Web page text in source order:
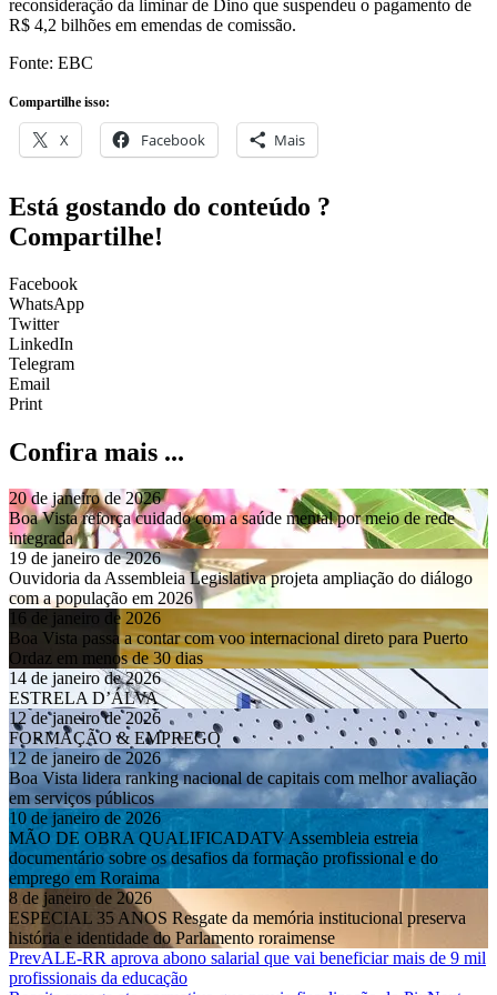
reconsideração da liminar de Dino que suspendeu o pagamento de
R$ 4,2 bilhões em emendas de comissão.
Fonte: EBC
Compartilhe isso:
X Facebook Mais
Está gostando do conteúdo ?
Compartilhe!
Facebook
WhatsApp
Twitter
LinkedIn
Telegram
Email
Print
Confira mais ...
20 de janeiro de 2026
Boa Vista reforça cuidado com a saúde mental por meio de rede
integrada
19 de janeiro de 2026
Ouvidoria da Assembleia Legislativa projeta ampliação do diálogo
com a população em 2026
16 de janeiro de 2026
Boa Vista passa a contar com voo internacional direto para Puerto
Ordaz em menos de 30 dias
14 de janeiro de 2026
ESTRELA D’ÁLVA
12 de janeiro de 2026
FORMAÇÃO & EMPREGO
12 de janeiro de 2026
Boa Vista lidera ranking nacional de capitais com melhor avaliação
em serviços públicos
10 de janeiro de 2026
MÃO DE OBRA QUALIFICADATV Assembleia estreia
documentário sobre os desafios da formação profissional e do
emprego em Roraima
8 de janeiro de 2026
ESPECIAL 35 ANOS Resgate da memória institucional preserva
história e identidade do Parlamento roraimense
PrevALE-RR aprova abono salarial que vai beneficiar mais de 9 mil
profissionais da educação